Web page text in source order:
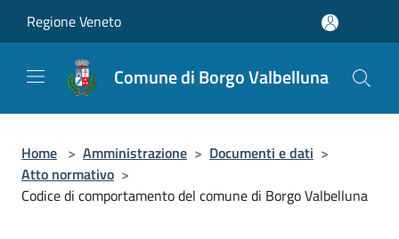
Regione Veneto
Comune di Borgo Valbelluna
Home > Amministrazione > Documenti e dati >
Atto normativo >
Codice di comportamento del comune di Borgo Valbelluna